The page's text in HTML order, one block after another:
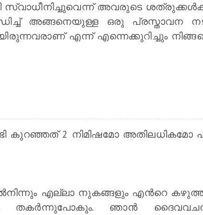
അവരുടെ
അങ്ങനെയുള്ള ഒരു പ്രസ്താവന
എന്ന് എന്നെക്കുറിച്ചും
കുറഞ്ഞത്‌ 2 നിമിഷമോ അതിലധികമോ
എല്ലാ നുകങ്ങളും എന്‍റെ
തകർന്നുപോകും. ഞാന്‍